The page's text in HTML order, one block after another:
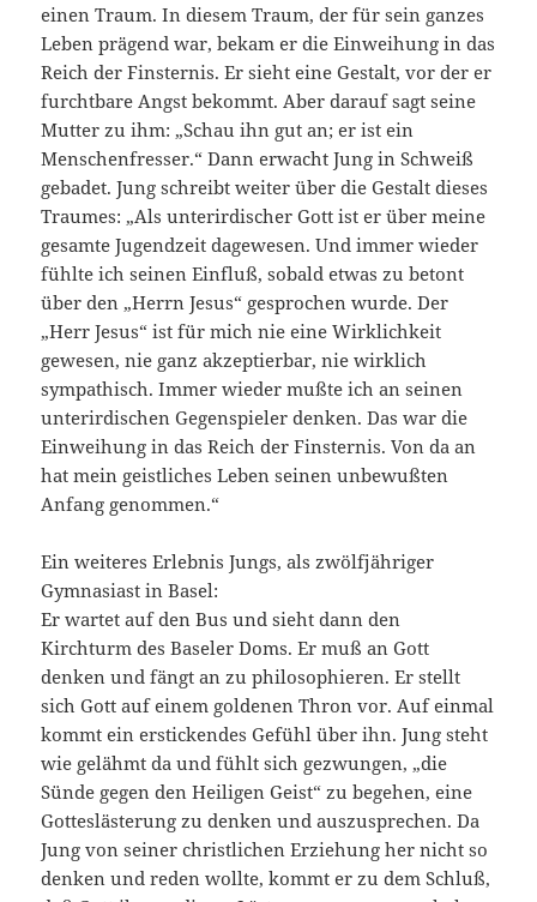
einen Traum. In diesem Traum, der für sein ganzes
Leben prägend war, bekam er die Einweihung in das
Reich der Finsternis. Er sieht eine Gestalt, vor der er
furchtbare Angst bekommt. Aber darauf sagt seine
Mutter zu ihm: „Schau ihn gut an; er ist ein
Menschenfresser.“ Dann erwacht Jung in Schweiß
gebadet. Jung schreibt weiter über die Gestalt dieses
Traumes: „Als unterirdischer Gott ist er über meine
gesamte Jugendzeit dagewesen. Und immer wieder
fühlte ich seinen Einfluß, sobald etwas zu betont
über den „Herrn Jesus“ gesprochen wurde. Der
„Herr Jesus“ ist für mich nie eine Wirklichkeit
gewesen, nie ganz akzeptierbar, nie wirklich
sympathisch. Immer wieder mußte ich an seinen
unterirdischen Gegenspieler denken. Das war die
Einweihung in das Reich der Finsternis. Von da an
hat mein geistliches Leben seinen unbewußten
Anfang genommen.“
Ein weiteres Erlebnis Jungs, als zwölfjähriger
Gymnasiast in Basel:
Er wartet auf den Bus und sieht dann den
Kirchturm des Baseler Doms. Er muß an Gott
denken und fängt an zu philosophieren. Er stellt
sich Gott auf einem goldenen Thron vor. Auf einmal
kommt ein erstickendes Gefühl über ihn. Jung steht
wie gelähmt da und fühlt sich gezwungen, „die
Sünde gegen den Heiligen Geist“ zu begehen, eine
Gotteslästerung zu denken und auszusprechen. Da
Jung von seiner christlichen Erziehung her nicht so
denken und reden wollte, kommt er zu dem Schluß,